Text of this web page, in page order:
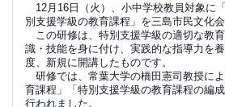
12月16日（火）、小中学校教員対象に
別支援学級の教育課程」を三島市民文化会
この研修は、特別支援学級の適切な教
識・技能を身に付け、実践的な指導力を
度、新規に開講したものです。
研修では、常葉大学の橋田憲司教授に
育課程」「特別支援学級の教育課程の編
行われました。